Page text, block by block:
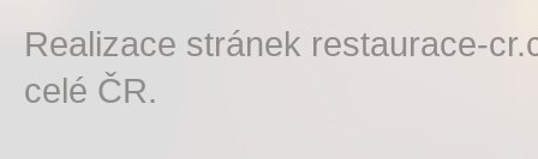
Realizace stránek restaurace-
celé ČR.